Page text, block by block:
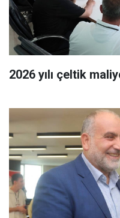
2026 yılı çeltik